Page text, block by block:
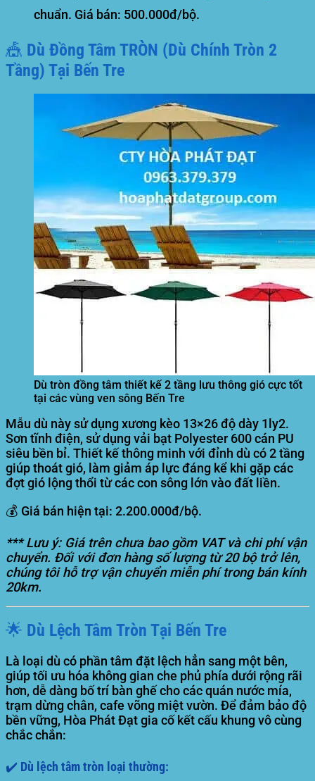
chuẩn. Giá bán: 500.000đ/bộ.
🎪 Dù Đồng Tâm TRÒN (Dù Chính Tròn 2
Tầng) Tại Bến Tre
Dù tròn đồng tâm thiết kế 2 tầng lưu thông gió cực tốt
tại các vùng ven sông Bến Tre
Mẫu dù này sử dụng xương kèo 13×26 độ dày 1ly2.
Sơn tĩnh điện, sử dụng vải bạt Polyester 600 cán PU
siêu bền bỉ. Thiết kế thông minh với đỉnh dù có 2 tầng
giúp thoát gió, làm giảm áp lực đáng kể khi gặp các
đợt gió lộng thổi từ các con sông lớn vào đất liền.
💰 Giá bán hiện tại: 2.200.000đ/bộ.
*** Lưu ý: Giá trên chưa bao gồm VAT và chi phí vận
chuyển. Đối với đơn hàng số lượng từ 20 bộ trở lên,
chúng tôi hỗ trợ vận chuyển miễn phí trong bán kính
20km.
🌟 Dù Lệch Tâm Tròn Tại Bến Tre
Là loại dù có phần tâm đặt lệch hẳn sang một bên,
giúp tối ưu hóa không gian che phủ phía dưới rộng rãi
hơn, dễ dàng bố trí bàn ghế cho các quán nước mía,
trạm dừng chân, cafe võng miệt vườn. Để đảm bảo độ
bền vững, Hòa Phát Đạt gia cố kết cấu khung vô cùng
chắc chắn:
✔️ Dù lệch tâm tròn loại thường: